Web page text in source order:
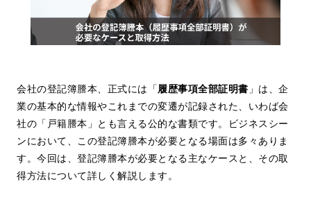
会社の登記簿謄本、正式には「履歴事項全部証明書 」は、企
業の基本的な情報やこれまでの変遷が記録された、いわば会
社の「戸籍謄本」とも言える公的な書類です。ビジネスシー
ンにおいて、この登記簿謄本が必要となる場面は多々ありま
す。今回は、登記簿謄本が必要となる主なケースと、その取
得方法について詳しく解説します。